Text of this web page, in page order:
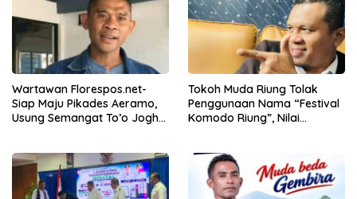
Wartawan Florespos.net-
Siap Maju Pikades Aeramo,
Usung Semangat To’o Jogho
Tokoh Muda Riung Tolak
Penggunaan Nama “Festival
Komodo Riung”, Nilai